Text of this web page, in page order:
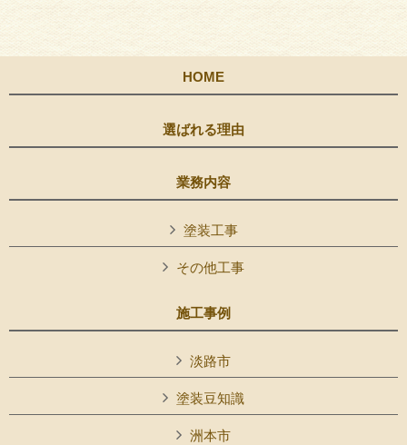
HOME
選ばれる理由
業務内容
塗装工事
その他工事
施工事例
淡路市
塗装豆知識
洲本市